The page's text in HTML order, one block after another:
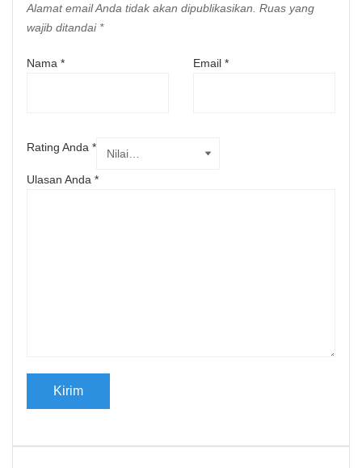
Alamat email Anda tidak akan dipublikasikan. Ruas yang
wajib ditandai *
Nama * Email *
Rating Anda *
Ulasan Anda *